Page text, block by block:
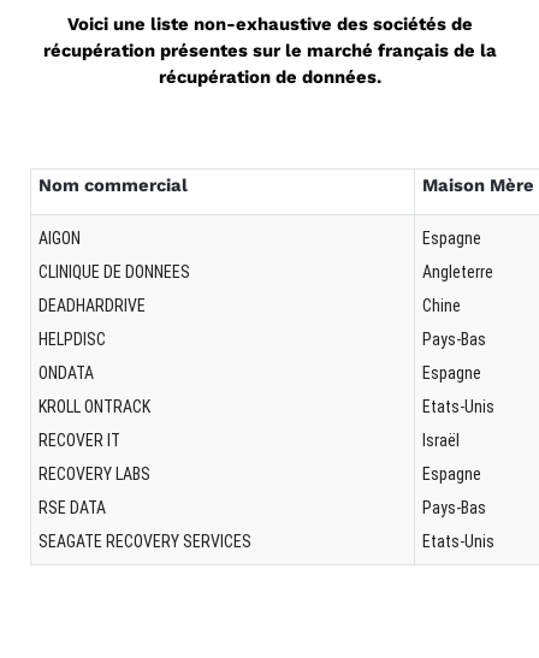
Voici une liste non-exhaustive des sociétés de
récupération présentes sur le marché français de la
récupération de données.
Nom commercial Maison Mère
AIGON
CLINIQUE DE DONNEES
DEADHARDRIVE
HELPDISC
ONDATA
KROLL ONTRACK
RECOVER IT
RECOVERY LABS
RSE DATA
SEAGATE RECOVERY SERVICES
Espagne
Angleterre
Chine
Pays-Bas
Espagne
Etats-Unis
Israël
Espagne
Pays-Bas
Etats-Unis